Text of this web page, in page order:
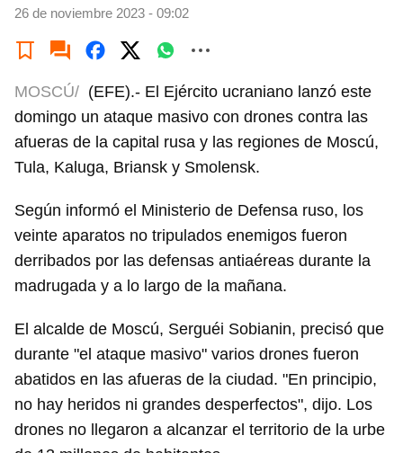
26 de noviembre 2023 - 09:02
MOSCÚ/ (EFE).- El Ejército ucraniano lanzó este
domingo un ataque masivo con drones contra las
afueras de la capital rusa y las regiones de Moscú,
Tula, Kaluga, Briansk y Smolensk.
Según informó el Ministerio de Defensa ruso, los
veinte aparatos no tripulados enemigos fueron
derribados por las defensas antiaéreas durante la
madrugada y a lo largo de la mañana.
El alcalde de Moscú, Serguéi Sobianin, precisó que
durante "el ataque masivo" varios drones fueron
abatidos en las afueras de la ciudad. "En principio,
no hay heridos ni grandes desperfectos", dijo. Los
drones no llegaron a alcanzar el territorio de la urbe